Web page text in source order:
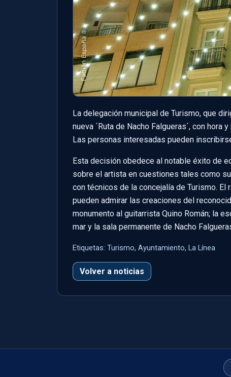
La delegación municipal de Turismo, que
nueva ´Ruta de Nacho Falgueras´, con
Las personas interesadas pueden
Esta decisión obedece al notable éxito de
sobre el artista en cuestiones tales como
con técnicos de la concejalía de Turismo.
pueden admirar las creaciones del
monumento al guitarrista Quino Román; la
mar y la sala permanente de Nacho
Etiquetas: Turismo, Ayuntamiento, La Línea
Volver a noticias